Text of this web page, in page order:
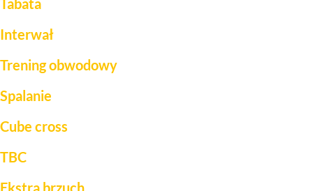
Tabata
Interwał
Trening obwodowy
Spalanie
Cube cross
TBC
Ekstra brzuch